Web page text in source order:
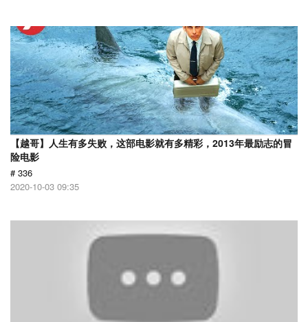
【越哥】人生有多失败，这部电影就有多精彩，2013年最励志的冒
险电影
# 336
2020-10-03 09:35